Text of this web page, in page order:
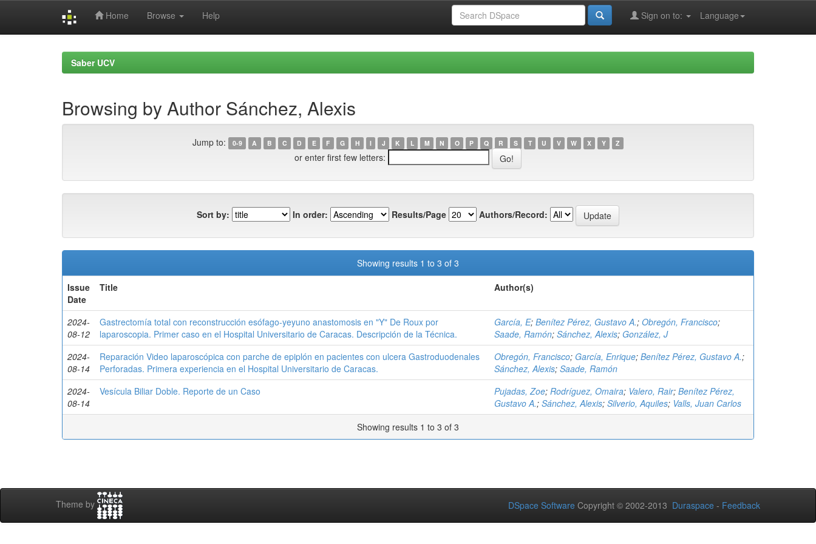
Home Browse Help Language
Sign on to:
Saber UCV
Browsing by Author Sánchez, Alexis
Jump to: 0-9 A B C D E F G H I J K L M N O P Q R S T U V W X Y Z
or enter first few letters:
Sort by: In order: Results/Page Authors/Record:
Showing results 1 to 3 of 3
Issue
Date
Title Author(s)
2024-
08-12
Gastrectomía total con reconstrucción esófago-yeyuno anastomosis en "Y" De Roux por
laparoscopia. Primer caso en el Hospital Universitario de Caracas. Descripción de la Técnica.
García, E; Benítez Pérez, Gustavo A.; Obregón, Francisco;
Saade, Ramón; Sánchez, Alexis; González, J
2024-
08-14
Reparación Video laparoscópica con parche de epiplón en pacientes con ulcera Gastroduodenales
Perforadas. Primera experiencia en el Hospital Universitario de Caracas.
Obregón, Francisco; García, Enrique; Benítez Pérez, Gustavo A.;
Sánchez, Alexis; Saade, Ramón
2024-
08-14
Vesícula Biliar Doble. Reporte de un Caso Pujadas, Zoe; Rodríguez, Omaira; Valero, Rair; Benítez Pérez,
Gustavo A.; Sánchez, Alexis; Silverio, Aquiles; Valls, Juan Carlos
Showing results 1 to 3 of 3
Theme by DSpace Software Copyright © 2002-2013 Duraspace - Feedback